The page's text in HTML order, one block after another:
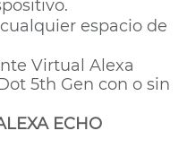
espacio de
Virtual Alexa
5th Gen con o sin
ECHO